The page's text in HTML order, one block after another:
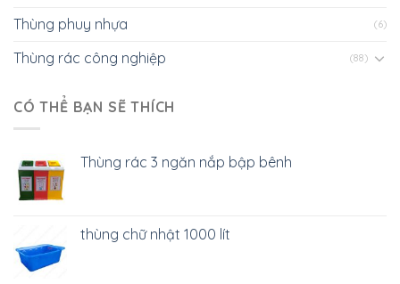
Thùng phuy nhựa (6)
Thùng rác công nghiệp (88)
CÓ THỂ BẠN SẼ THÍCH
Thùng rác 3 ngăn nắp bập bênh
thùng chữ nhật 1000 lít